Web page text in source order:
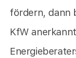
fördern, dann
KfW